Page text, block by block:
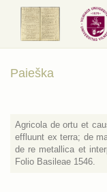
Paieška
Agricola de ortu et
effluunt ex terra; de
de re metallica et
Folio Basileae 1546.